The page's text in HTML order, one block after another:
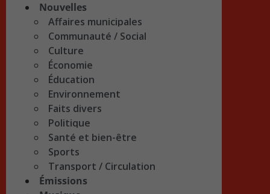
Nouvelles
Affaires municipales
Communauté / Social
Culture
Économie
Éducation
Environnement
Faits divers
Politique
Santé et bien-être
Sports
Transport / Circulation
Émissions